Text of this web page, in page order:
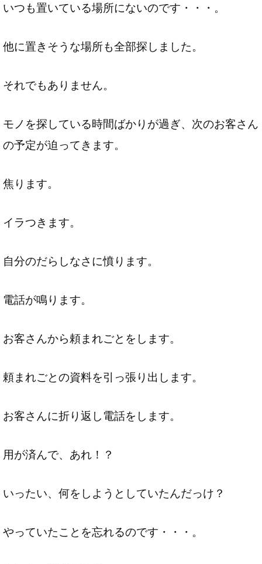
いつも置いている場所にないのです・・・。
他に置きそうな場所も全部探しました。
それでもありません。
モノを探している時間ばかりが過ぎ、次のお客さん
の予定が迫ってきます。
焦ります。
イラつきます。
自分のだらしなさに憤ります。
電話が鳴ります。
お客さんから頼まれごとをします。
頼まれごとの資料を引っ張り出します。
お客さんに折り返し電話をします。
用が済んで、あれ！？
いったい、何をしようとしていたんだっけ？
やっていたことを忘れるのです・・・。